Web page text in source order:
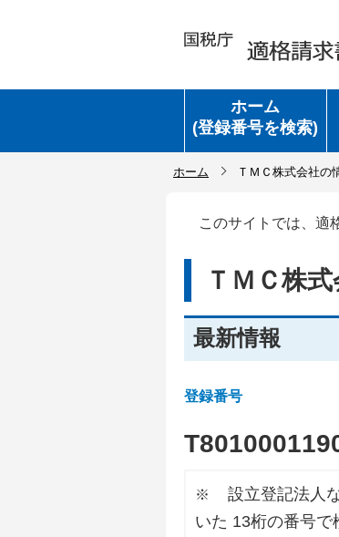
ホーム
(登録番号を検索)
ホーム ＴＭＣ株式会社の
このサイトでは、適
ＴＭＣ株
最新情報
登録番号
T801000119
※
設立登記法人
いた 13桁の番号で